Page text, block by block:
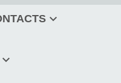
keyboard_arrow_down
keyboard_arrow_down